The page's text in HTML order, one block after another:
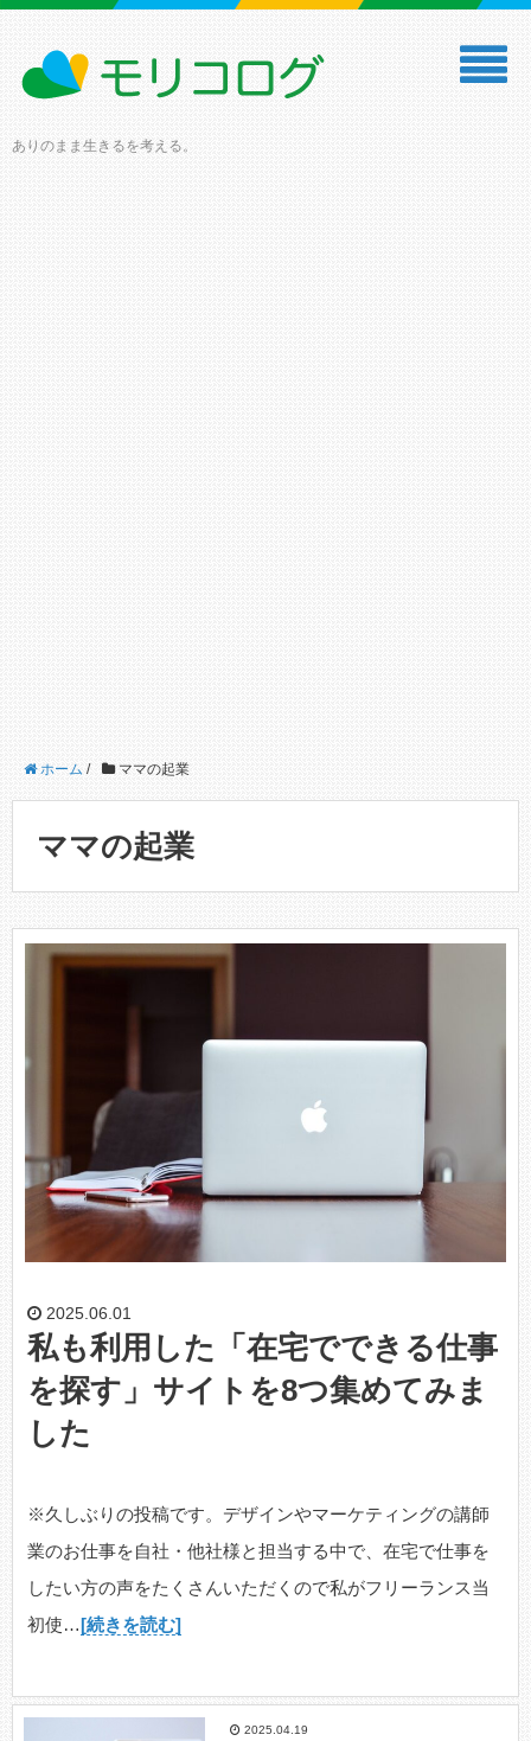
ありのまま生きるを考える。
ホーム / ママの起業
ママの起業
2025.06.01
私も利用した「在宅でできる仕事
を探す」サイトを8つ集めてみま
した
※久しぶりの投稿です。デザインやマーケティングの講師
業のお仕事を自社・他社様と担当する中で、在宅で仕事を
したい方の声をたくさんいただくので私がフリーランス当
初使…[続きを読む]
2025.04.19